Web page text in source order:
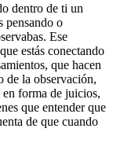
dentro de ti un
pensando o
Ese
estás conectando
que hacen
de la observación,
en forma de juicios,
que entender que
de que cuando